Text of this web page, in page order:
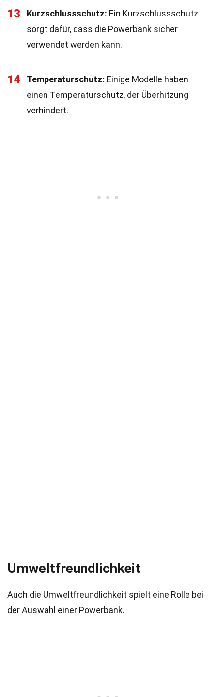
13 Kurzschlussschutz: Ein Kurzschlussschutz
sorgt dafür, dass die Powerbank sicher
verwendet werden kann.
14 Temperaturschutz: Einige Modelle haben
einen Temperaturschutz, der Überhitzung
verhindert.
Umweltfreundlichkeit
Auch die Umweltfreundlichkeit spielt eine Rolle bei
der Auswahl einer Powerbank.